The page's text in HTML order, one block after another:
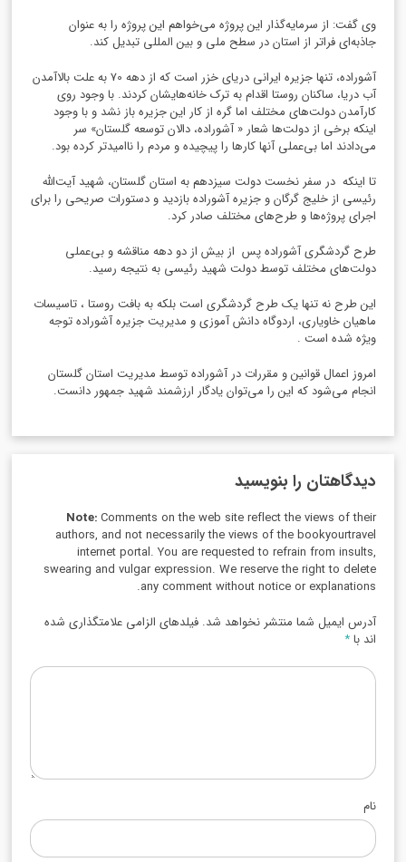
وی گفت: از سرمایه‌گذار این پروژه می‌خواهم این پروژه را به عنوان
جاذبه‌ای فراتر از استان در سطح ملی و بین المللی تبدیل کند.
آشوراده، تنها جزیره ایرانی دریای خزر است که از دهه 70 به علت بالاآمدن
آب دریا، ساکنان روستا اقدام به ترک خانه‌هایشان کردند. با وجود روی
کارآمدن دولت‌های مختلف اما گره از کار این جزیره باز نشد و با وجود
اینکه برخی از دولت‌ها شعار « آشوراده، دالان توسعه گلستان» سر
می‌دادند اما بی‌عملی آنها کارها را پیچیده و مردم را ناامیدتر کرده بود.
تا اینکه در سفر نخست دولت سیزدهم به استان گلستان، شهید آیت‌الله
رئیسی از خلیج گرگان و جزیره آشوراده بازدید و دستورات صریحی را برای
اجرای پروژه‌ها و طر‌ح‌های مختلف صادر کرد.
طرح گردشگری آشوراده پس از بیش از دو دهه مناقشه و بی‌عملی
دولت‌های مختلف توسط دولت شهید رئیسی به نتیجه رسید.
این طرح نه تنها یک طرح گردشگری است بلکه به بافت روستا ، تاسیسات
ماهیان خاویاری، اردوگاه دانش آموزی و مدیریت جزیره آشوراده توجه
ویژه شده است .
امروز اعمال قوانین و مقررات در آشوراده توسط مدیریت استان گلستان
انجام می‌شود که این را می‌توان یادگار ارزشمند شهید جمهور دانست.
دیدگاهتان را بنویسید
Note:Comments on the web site reflect the views of their
authors, and not necessarily the views of the bookyourtravel
internet portal. You are requested to refrain from insults,
swearing and vulgar expression. We reserve the right to delete
any comment without notice or explanations.
آدرس ایمیل شما منتشر نخواهد شد. فیلدهای الزامی علامتگذاری شده
اند با*
نام